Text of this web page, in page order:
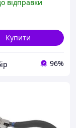
відправки
Купити
96%